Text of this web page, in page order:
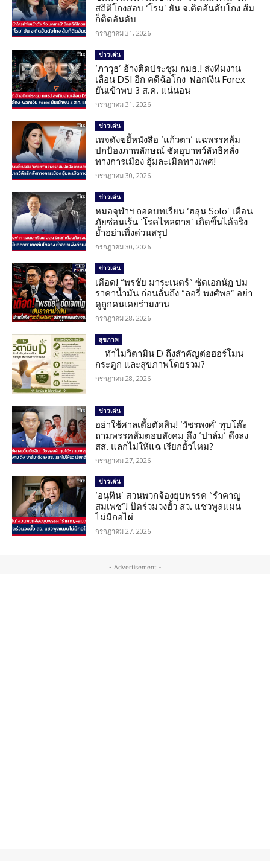
สถิติโกงสอบ ‘โรม’ ยัน จ.ติดอันดับโกง ส้ม
ก็ติดอันดับ
กรกฎาคม 31, 2026
ข่าวเด่น
‘ภาวุธ’ อ้างติดประชุม กมธ.! ส่งทีมงาน
เลื่อน DSI อีก คดีฉ้อโกง-ฟอกเงิน Forex
ยันเข้าพบ 3 ส.ค. แน่นอน
กรกฎาคม 31, 2026
ข่าวเด่น
เพจดังขยี้หนังสือ ‘แก้วตา’ แฉพรรคส้ม
ปกป้องภาพลักษณ์ ซัดอุบาทว์ลัทธิคลั่ง
ทางการเมือง อุ้มละเมิดทางเพศ!
กรกฎาคม 30, 2026
ข่าวเด่น
หมอจุฬาฯ ถอดบทเรียน ‘ฮลุน Solo’ เตือน
ภัยซ่อนเร้น ‘โรคไหลตาย’ เกิดขึ้นได้จริง
ย้ำอย่าเพิ่งด่วนสรุป
กรกฎาคม 30, 2026
ข่าวเด่น
เดือด! “พรชัย มาระเนตร์” ซัดเอกนัฏ ปม
ราคาน้ำมัน ก่อนลั่นถึง “ลอรี่ พงศ์พล” อย่า
ดูถูกคนเคยร่วมงาน
กรกฎาคม 28, 2026
สุขภาพ
ทำไมวิตามิน D ถึงสำคัญต่อฮอร์โมน
กระดูก และสุขภาพโดยรวม?
กรกฎาคม 28, 2026
ข่าวเด่น
อย่าใช้ศาลเตี้ยตัดสิน! ‘วัชรพงศ์’ ทุบโต๊ะ
ถามพรรคส้มตอบสังคม ดึง ‘ปาล์ม’ ดึงลง
สส. แลกไม่ให้แฉ เรียกฮั้วไหม?
กรกฎาคม 27, 2026
ข่าวเด่น
‘อนุทิน’ สวนพวกจ้องยุบพรรค “รำคาญ-
สมเพช”! ปัดร่วมวงฮั้ว สว. แซวพูลแมน
ไม่มีกอไผ่
กรกฎาคม 27, 2026
- Advertisement -